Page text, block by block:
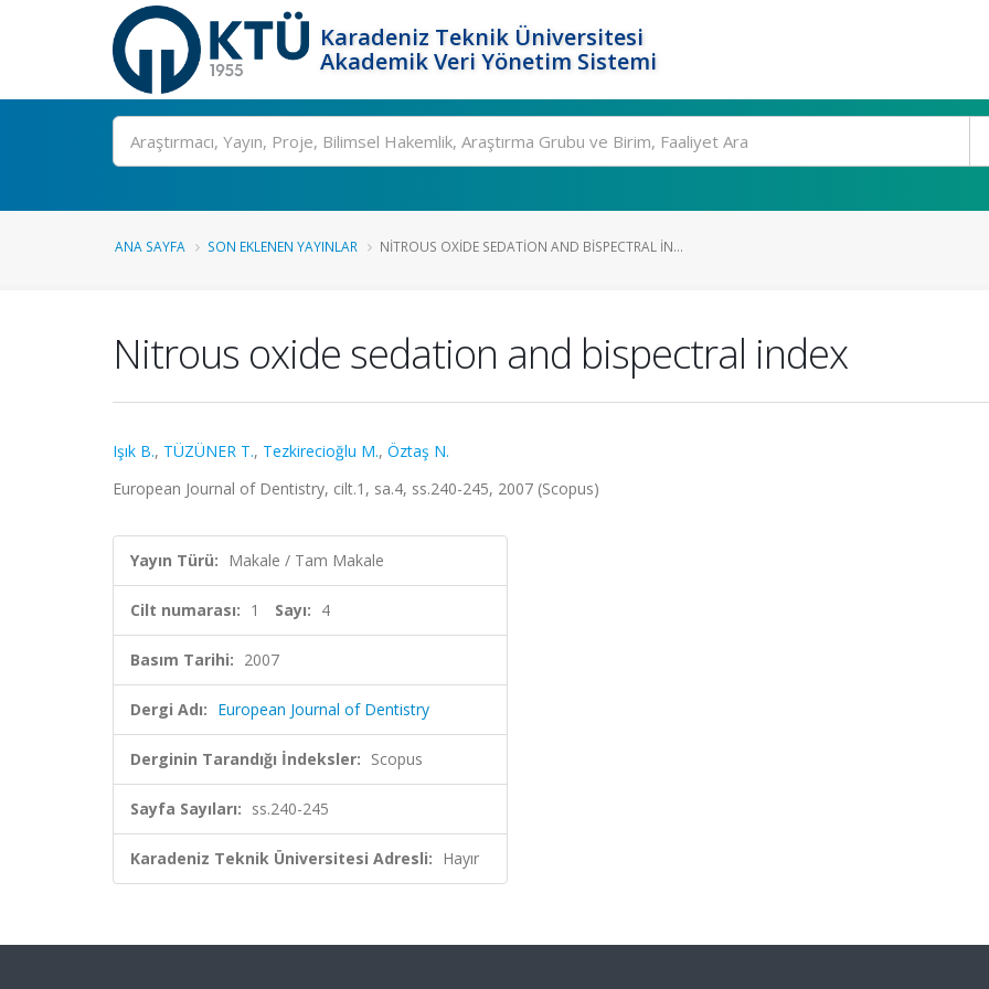
Karadeniz Teknik Üniversitesi
Akademik Veri Yönetim Sistemi
Ara
ANA SAYFA SON EKLENEN YAYINLAR NITROUS OXIDE SEDATION AND BISPECTRAL IN...
Nitrous oxide sedation and bispectral index
Işık B., TÜZÜNER T., Tezkirecioğlu M., Öztaş N.
European Journal of Dentistry, cilt.1, sa.4, ss.240-245, 2007 (Scopus)
Yayın Türü: Makale / Tam Makale
Cilt numarası: 1 Sayı: 4
Basım Tarihi: 2007
Dergi Adı: European Journal of Dentistry
Derginin Tarandığı İndeksler: Scopus
Sayfa Sayıları: ss.240-245
Karadeniz Teknik Üniversitesi Adresli: Hayır